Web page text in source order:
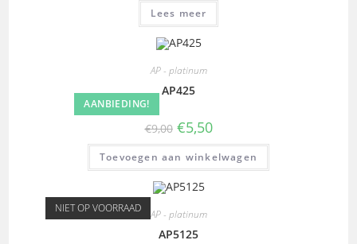
Lees meer
AANBIEDING!
AP - platinum
AP425
€9,00 €5,50
Toevoegen aan winkelwagen
NIET OP VOORRAAD AP - platinum
AP5125